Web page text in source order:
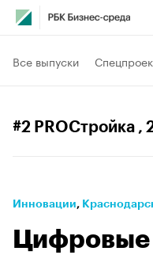
Все выпуски
#2 PROСтройка ,
Инновации⁠,
Цифровые